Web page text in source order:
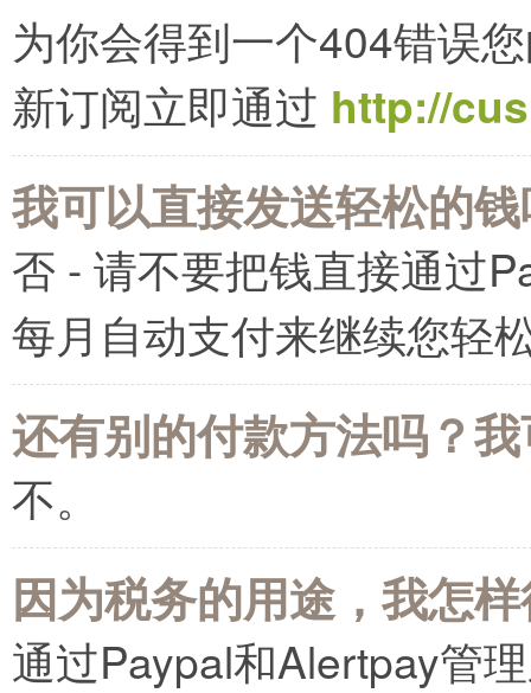
为你会得到一个404错误
新订阅立即通过 http://
我可以直接发送轻松的
否 - 请不要把钱直接通过
每月自动支付来继续您轻
还有别的付款方法吗？
不。
因为税务的用途，我怎
通过Paypal和Alertpay管